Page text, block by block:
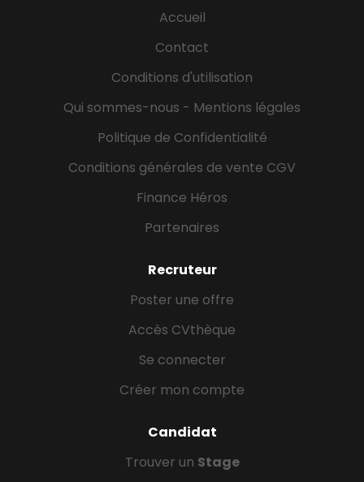
entreprise développe des offres stratégiques
Accueil
Contact
Conditions d'utilisation
Qui sommes-nous - Mentions légales
Politique de Confidentialité
Conditions générales de vente CGV
Finance Héros
Partenaires
Recruteur
Poster une offre
Accès CVthèque
Se connecter
Créer mon compte
Candidat
Trouver un Stage